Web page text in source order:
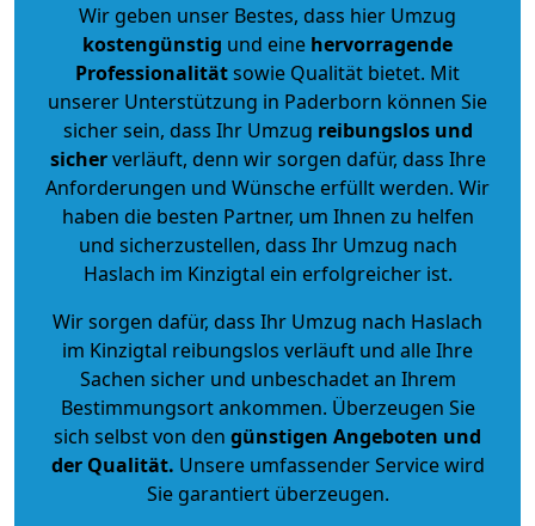
Wir geben unser Bestes, dass hier Umzug
kostengünstig und eine hervorragende
Professionalitätsowie Qualität bietet. Mit
unserer Unterstützung in Paderborn können Sie
sicher sein, dass Ihr Umzug reibungslos und
sicherverläuft, denn wir sorgen dafür, dass Ihre
Anforderungen und Wünsche erfüllt werden. Wir
haben die besten Partner, um Ihnen zu helfen
und sicherzustellen, dass Ihr Umzug nach
Haslach im Kinzigtal ein erfolgreicher ist.
Wir sorgen dafür, dass Ihr Umzug nach Haslach
im Kinzigtal reibungslos verläuft und alle Ihre
Sachen sicher und unbeschadet an Ihrem
Bestimmungsort ankommen. Überzeugen Sie
sich selbst von den günstigen Angeboten und
der Qualität. Unsere umfassender Service wird
Sie garantiert überzeugen.